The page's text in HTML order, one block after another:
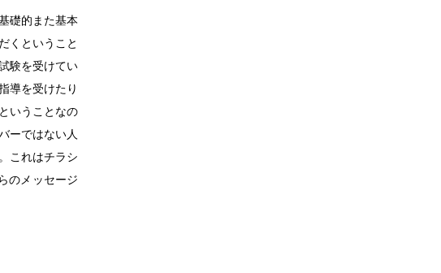
礎的また基本
くということ
験を受けてい
導を受けたり
いうことなの
ーではない人
これはチラシ
のメッセージ